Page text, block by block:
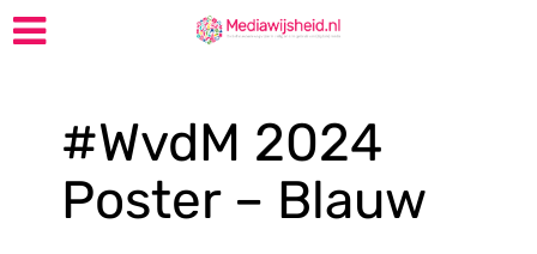
#WvdM 2024
Poster – Blauw